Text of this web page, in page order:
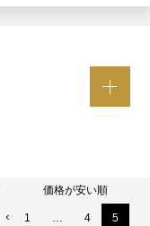
価格が安い順
1 … 4 5